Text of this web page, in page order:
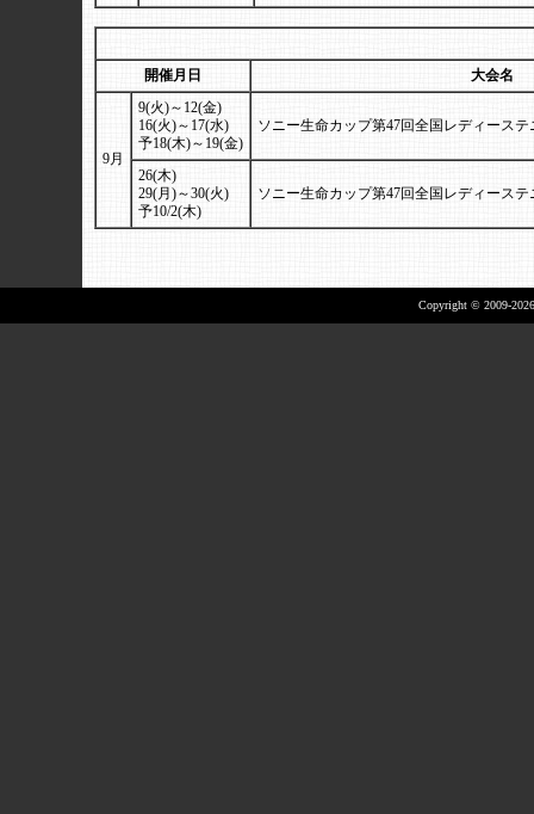
開催月日 大会名
9月
9(火)～12(金)
16(火)～17(水)
予18(木)～19(金)
ソニー生命カップ第47回全国レディース
26(木)
29(月)～30(火)
予10/2(木)
ソニー生命カップ第47回全国レディース
Copyright © 2009-